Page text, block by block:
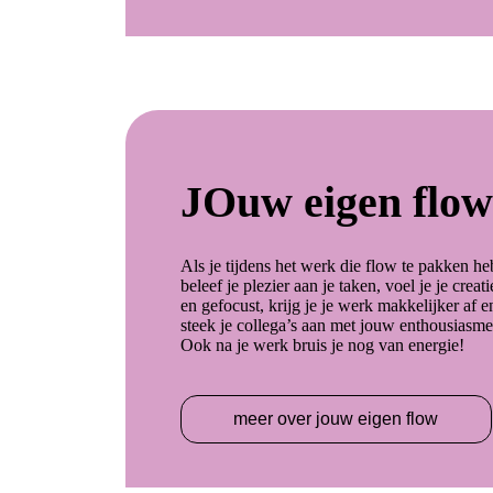
JOuw eigen flow
Als je tijdens het werk die flow te pakken
beleef je plezier aan je taken, voel je je
en gefocust, krijg je je werk makkelijker af
steek je collega’s aan met jouw
Ook na je werk bruis je nog van energie!
meer over jouw eigen flow